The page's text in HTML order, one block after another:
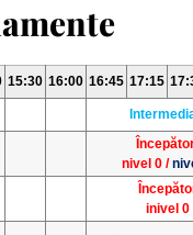
15:30 16:00 16:45 17:15
nivel 0 /
inivel 0